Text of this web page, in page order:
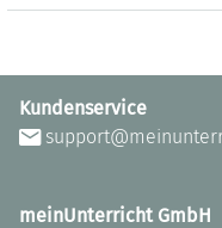
Kundenservice
meinUnterricht GmbH